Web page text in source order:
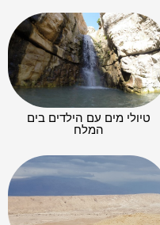
טיולי מים עם הילדים בים
המלח